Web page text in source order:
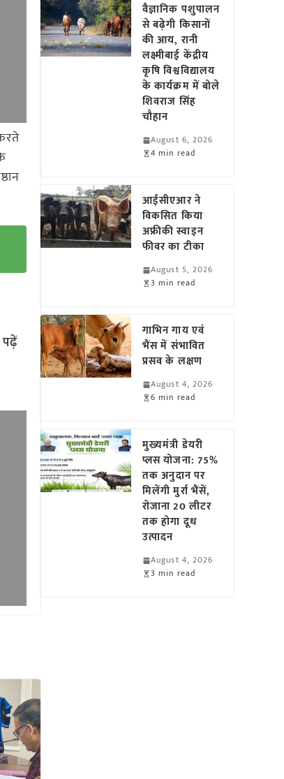
वैज्ञानिक पशुपालन
से बढ़ेगी किसानों
की आय, रानी
लक्ष्मीबाई केंद्रीय
कृषि विश्वविद्यालय
के कार्यक्रम में बोले
शिवराज सिंह
चौहान
August 6, 2026
4 min read
आईसीएआर ने
विकसित किया
अफ्रीकी स्वाइन
फीवर का टीका
August 5, 2026
3 min read
गाभिन गाय एवं
भैंस में संभावित
प्रसव के लक्षण
August 4, 2026
6 min read
मुख्यमंत्री डेयरी
प्लस योजना: 75%
तक अनुदान पर
मिलेंगी मुर्रा भैंसें,
रोजाना 20 लीटर
तक होगा दूध
उत्पादन
August 4, 2026
3 min read